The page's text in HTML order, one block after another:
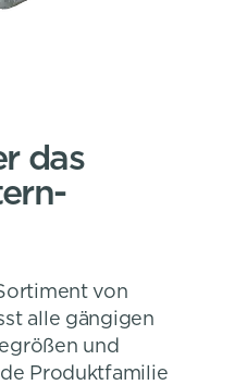
das
von
alle gängigen
und
Produktfamilie